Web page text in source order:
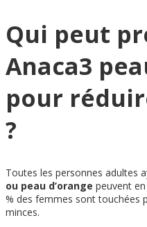
Qui peut
Anaca3
pour
?
Toutes les personnes adultes
ou peau d’orange peuvent
% des femmes sont touchées
minces.